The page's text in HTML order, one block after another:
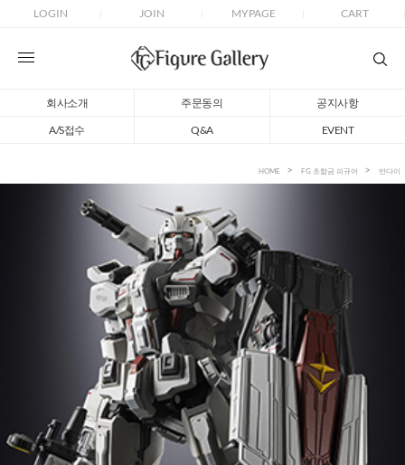
LOGIN JOIN MYPAGE CART
회사소개 주문동의
공지사항
A/S접수
Q&A EVENT
HOME FG 초합금 피규어 반다이